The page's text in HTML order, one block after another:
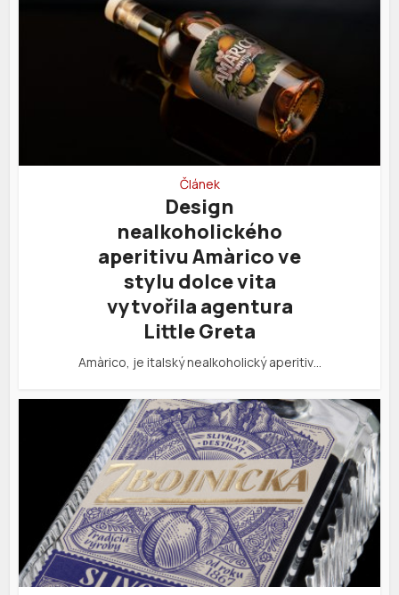
Článek
Design
nealkoholického
aperitivu Amàrico ve
stylu dolce vita
vytvořila agentura
Little Greta
Amàrico, je italský nealkoholický aperitiv…